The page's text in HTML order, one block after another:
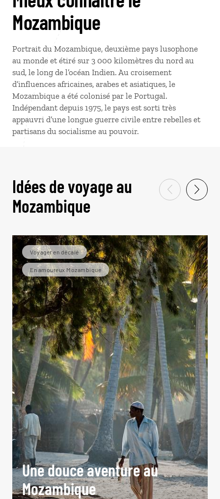
Mozambique
Portrait du Mozambique, deuxième pays lusophone
au monde et étiré sur 3 000 kilomètres du nord au
sud, le long de l’océan Indien. Au croisement
d’influences africaines, arabes et asiatiques, le
Mozambique a été colonisé par le Portugal.
Indépendant depuis 1975, le pays est sorti très
appauvri d’une longue guerre civile entre rebelles et
partisans du socialisme au pouvoir.
Idées de voyage au
Mozambique
Voyager en décalé
En amoureux Mozambique
Une douce aventure au
Mozambique